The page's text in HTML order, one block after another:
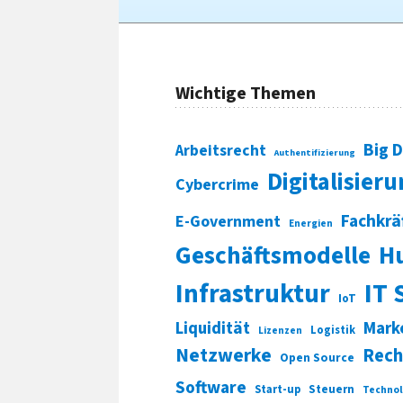
Wichtige Themen
Arbeitsrecht Authentifizierung Big
Cybercrime
E-Government Energien
Geschäftsmodelle
Infrastruktur IoT IT
Liquidität Lizenzen Logistik
Netzwerke Open Source
Software Start-up Steuern